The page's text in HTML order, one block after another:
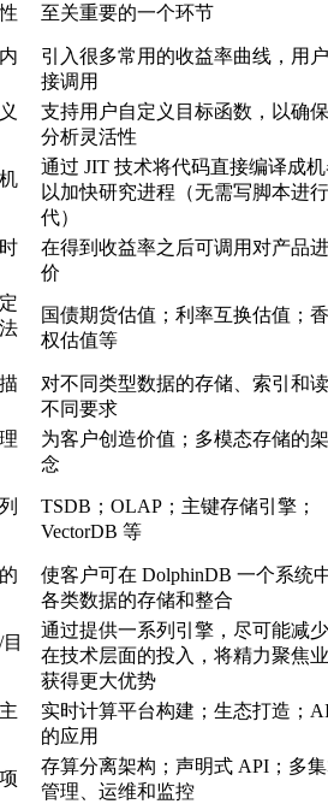
至关重要的一个环节
引入很多常用的收益率曲线，用
接调用
支持用户自定义目标函数，以确
分析灵活性
通过 JIT 技术将代码直接编译成
以加快研究进程（无需写脚本进
代）
在得到收益率之后可调用对产品
价
国债期货估值；利率互换估值；
权估值等
对不同类型数据的存储、索引和
不同要求
为客户创造价值；多模态存储的
念
TSDB；OLAP；主键存储引擎；
VectorDB 等
使客户可在 DolphinDB 一个系统
各类数据的存储和整合
通过提供一系列引擎，尽可能减
在技术层面的投入，将精力聚焦
获得更大优势
实时计算平台构建；生态打造；
的应用
存算分离架构；声明式 API；多
管理、运维和监控